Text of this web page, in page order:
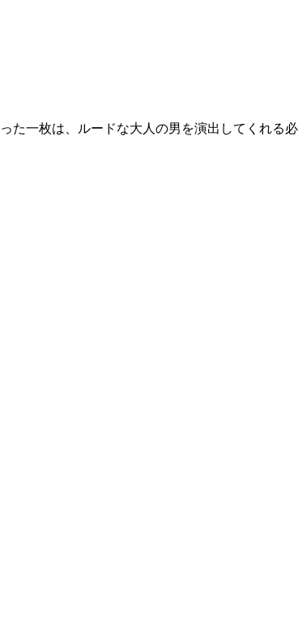
た一枚は、ルードな大人の男を演出してくれる必